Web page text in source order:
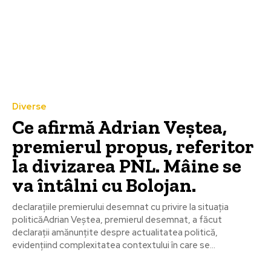
Diverse
Ce afirmă Adrian Veștea,
premierul propus, referitor
la divizarea PNL. Mâine se
va întâlni cu Bolojan.
declarațiile premierului desemnat cu privire la situația
politicăAdrian Veștea, premierul desemnat, a făcut
declarații amănunțite despre actualitatea politică,
evidențiind complexitatea contextului în care se...